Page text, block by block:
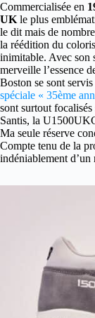
Commercialisée en
UK le plus
le dit mais de
la réédition du
inimitable. Avec son
merveille l’essence
Boston se sont
spéciale « 35ème
sont surtout
Santis, la
Ma seule réserve
Compte tenu de la
indéniablement